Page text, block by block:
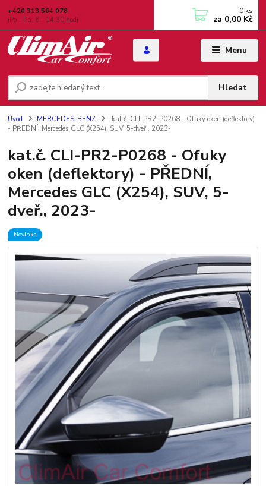
Menu
Hledat
+420 313 564 078
(Po - Pá: 6 - 14:30 hod)
0 ks
za 0,00 Kč
Úvod MERCEDES-BENZ
kat.č. CLI-PR2-P0268 - Ofuky oken (deflektory)
- PŘEDNÍ, Mercedes GLC (X254), SUV, 5-dveř., 2023-
kat.č. CLI-PR2-P0268 - Ofuky
oken (deflektory) - PŘEDNÍ,
Mercedes GLC (X254), SUV, 5-
dveř., 2023-
Novinka